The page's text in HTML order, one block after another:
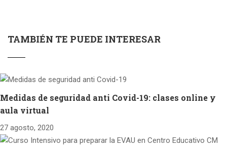
TAMBIÉN TE PUEDE INTERESAR
Medidas de seguridad anti Covid-19: clases online y
aula virtual
27 agosto, 2020